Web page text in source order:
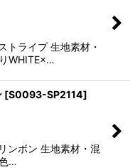
トライプ 生地素材・
WHITE×…
[S0093-SP2114]
ンボン 生地素材・混
…